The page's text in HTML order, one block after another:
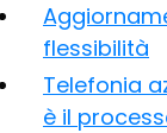
flessibilità
Telefonia
è il